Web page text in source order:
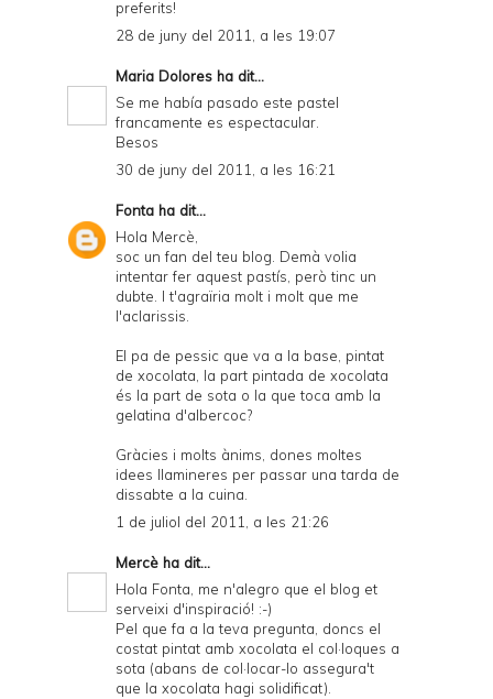
preferits!
28 de juny del 2011, a les 19:07
Maria Dolores ha dit...
Se me había pasado este pastel
francamente es espectacular.
Besos
30 de juny del 2011, a les 16:21
Fonta ha dit...
Hola Mercè,
soc un fan del teu blog. Demà volia
intentar fer aquest pastís, però tinc un
dubte. I t'agraïria molt i molt que me
l'aclarissis.
El pa de pessic que va a la base, pintat
de xocolata, la part pintada de xocolata
és la part de sota o la que toca amb la
gelatina d'albercoc?
Gràcies i molts ànims, dones moltes
idees llamineres per passar una tarda de
dissabte a la cuina.
1 de juliol del 2011, a les 21:26
Mercè ha dit...
Hola Fonta, me n'alegro que el blog et
serveixi d'inspiració! :-)
Pel que fa a la teva pregunta, doncs el
costat pintat amb xocolata el col·loques a
sota (abans de col·locar-lo assegura't
que la xocolata hagi solidificat).